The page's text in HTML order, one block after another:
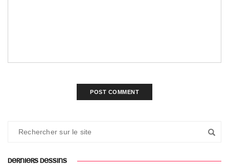
DERNIERS DESSINS